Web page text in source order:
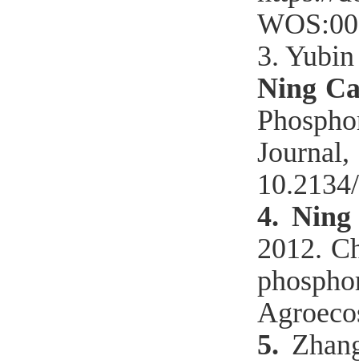
3.
Ning
Journal
4. Ning
2012.
5.